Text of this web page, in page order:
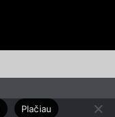
Plačiau